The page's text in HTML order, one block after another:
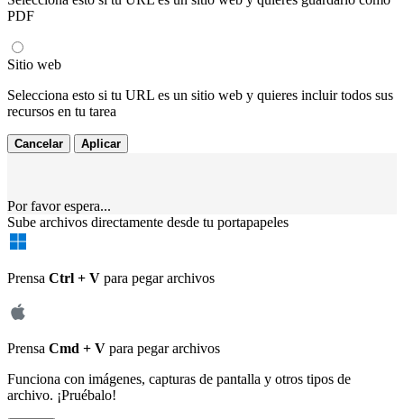
PDF
Sitio web
Selecciona esto si tu URL es un sitio web y quieres incluir todos sus
recursos en tu tarea
Cancelar Aplicar
Por favor espera...
Sube archivos directamente desde tu portapapeles
Prensa Ctrl + V para pegar archivos
Prensa Cmd + V para pegar archivos
Funciona con imágenes, capturas de pantalla y otros tipos de
archivo. ¡Pruébalo!